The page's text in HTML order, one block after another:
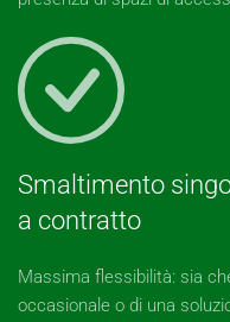
Smaltimento
a contratto
Massima flessibilità: sia
occasionale o di una